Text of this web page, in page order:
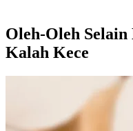
Oleh-Oleh
Kalah Kece